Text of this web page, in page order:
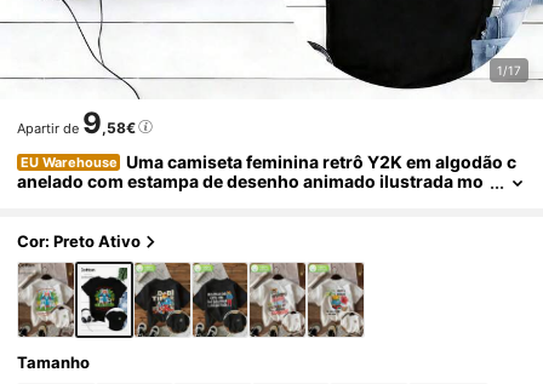
1/17
Apartir de 9,58€
EU Warehouse Uma camiseta feminina retrô Y2K em algodão c
anelado com estampa de desenho animado ilustrada mo
ivo-chique.
Cor: Preto Ativo
Tamanho